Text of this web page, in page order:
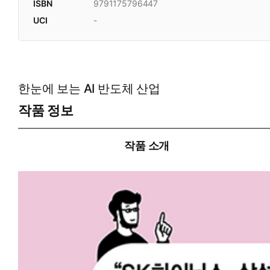
ISBN
9791175796447
UCI
-
한눈에 보는 AI 반도체 산업
작품 정보
작품 소개